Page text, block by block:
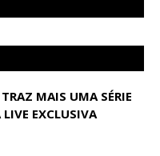
MAIS UMA SÉRIE
EXCLUSIVA